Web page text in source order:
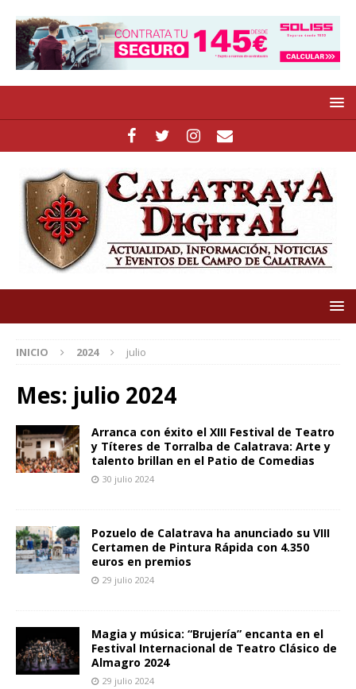
INICIO 2024 julio
Mes: julio 2024
Arranca con éxito el XIII Festival de Teatro
y Títeres de Torralba de Calatrava: Arte y
talento brillan en el Patio de Comedias
30 julio 2024
Pozuelo de Calatrava ha anunciado su VIII
Certamen de Pintura Rápida con 4.350
euros en premios
29 julio 2024
Magia y música: “Brujería” encanta en el
Festival Internacional de Teatro Clásico de
Almagro 2024
29 julio 2024